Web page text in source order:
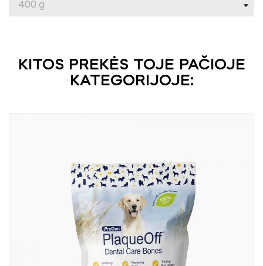
KITOS PREKĖS TOJE PAČIOJE
KATEGORIJOJE: